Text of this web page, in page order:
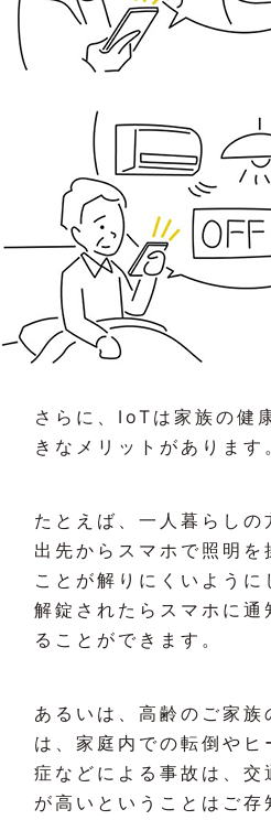
さらに、IoTは家族の健
きなメリットがあります
たとえば、一人暮らし
出先からスマホで照明を
ことが解りにくいよう
解錠されたらスマホに通
ることができます。
あるいは、高齢のご家族
は、家庭内での転倒やヒ
症などによる事故は、交
が高いということはご